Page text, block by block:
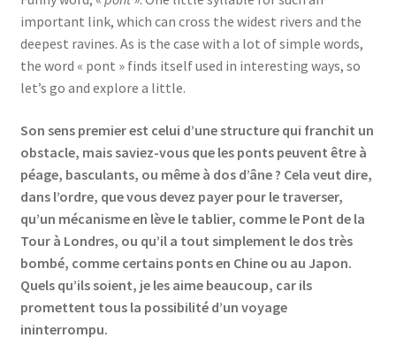
important link, which can cross the widest rivers and the
deepest ravines. As is the case with a lot of simple words,
the word « pont » finds itself used in interesting ways, so
let’s go and explore a little.
Son sens premier est celui d’une structure qui franchit un
obstacle, mais saviez-vous que les ponts peuvent être à
péage, basculants, ou même à dos d’âne ? Cela veut dire,
dans l’ordre, que vous devez payer pour le traverser,
qu’un mécanisme en lève le tablier, comme le Pont de la
Tour à Londres, ou qu’il a tout simplement le dos très
bombé, comme certains ponts en Chine ou au Japon.
Quels qu’ils soient, je les aime beaucoup, car ils
promettent tous la possibilité d’un voyage
ininterrompu.